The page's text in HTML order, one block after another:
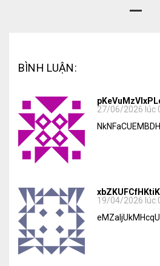
BÌNH LUẬN:
27/06/2026 lúc
19/04/2026 lúc